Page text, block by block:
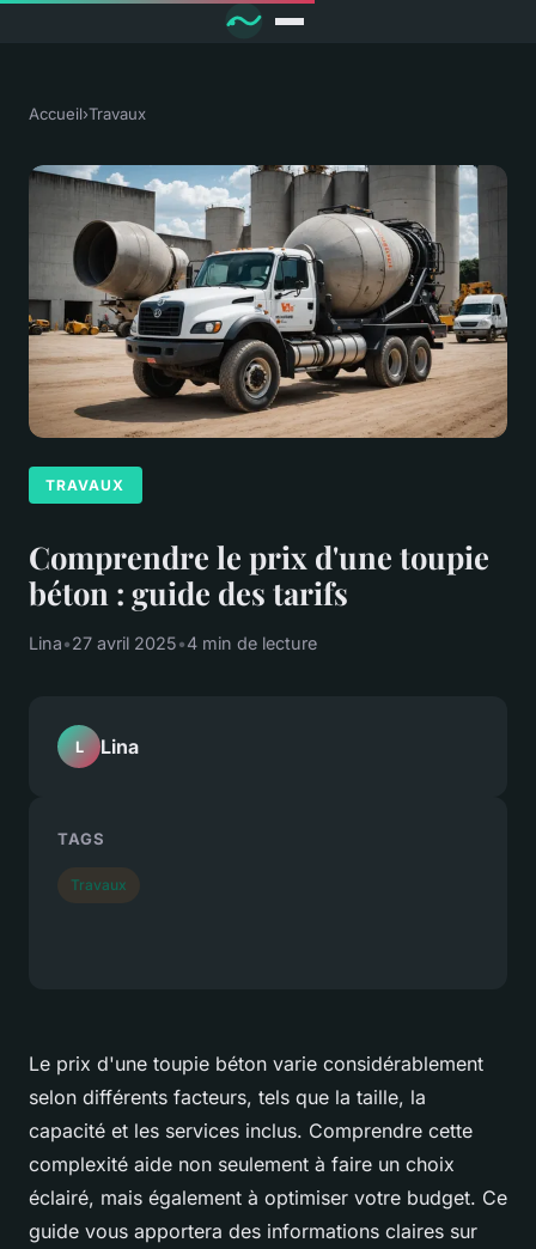
Accueil›Travaux
TRAVAUX
Comprendre le prix d'une toupie
béton : guide des tarifs
Lina•27 avril 2025•4 min de lecture
Le prix d'une toupie béton varie considérablement
selon différents facteurs, tels que la taille, la
capacité et les services inclus. Comprendre cette
complexité aide non seulement à faire un choix
éclairé, mais également à optimiser votre budget. Ce
guide vous apportera des informations claires sur
L Lina
TAGS
Travaux